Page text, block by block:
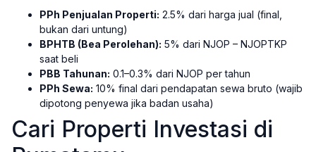
PPh Penjualan Properti: 2.5% dari harga jual (final,
bukan dari untung)
BPHTB (Bea Perolehan): 5% dari NJOP – NJOPTKP
saat beli
PBB Tahunan: 0.1–0.3% dari NJOP per tahun
PPh Sewa: 10% final dari pendapatan sewa bruto (wajib
dipotong penyewa jika badan usaha)
Cari Properti Investasi di